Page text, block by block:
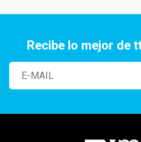
Recibe lo mejor de